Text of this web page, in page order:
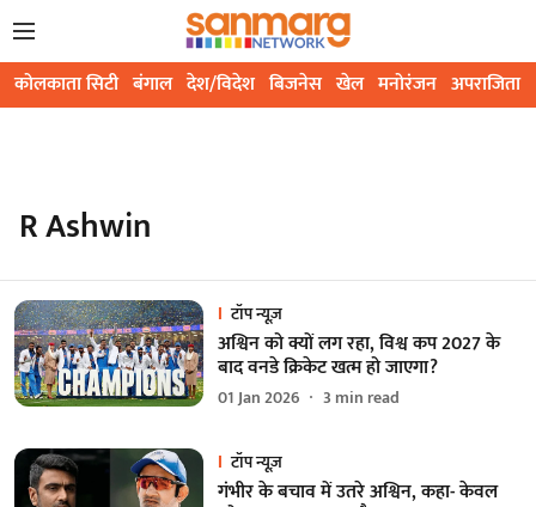
कोलकाता सिटी बंगाल देश/विदेश बिजनेस खेल मनोरंजन अपराजिता
R Ashwin
टॉप न्यूज़
अश्विन को क्यों लग रहा, विश्व कप 2027 के
बाद वनडे क्रिकेट खत्म हो जाएगा?
01 Jan 2026 3 min read
टॉप न्यूज़
गंभीर के बचाव में उतरे अश्विन, कहा- केवल